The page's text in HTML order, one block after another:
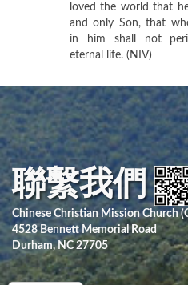
loved the world that
and only Son, that
in him shall not
eternal life. (NIV)
聯繫我們
Chinese Christian Mission Church
4528 Bennett Memorial Road
Durham, NC 27705